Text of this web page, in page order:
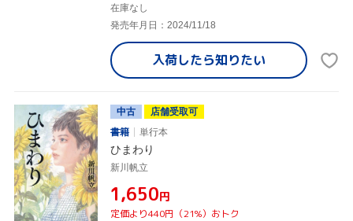
在庫なし
発売年月日：2024/11/18
入荷したら知りたい
中古
店舗受取可
書籍
単行本
ひまわり
新川帆立
¥1,650円
定価より440円（21%）おトク